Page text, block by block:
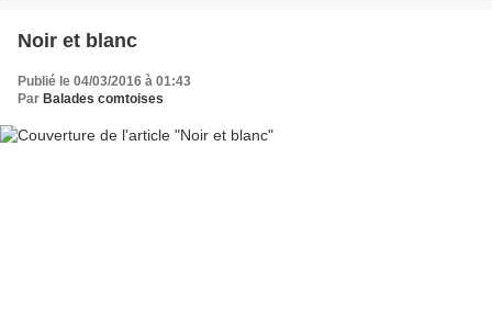
Noir et blanc
Publié le 04/03/2016 à 01:43
Par Balades comtoises